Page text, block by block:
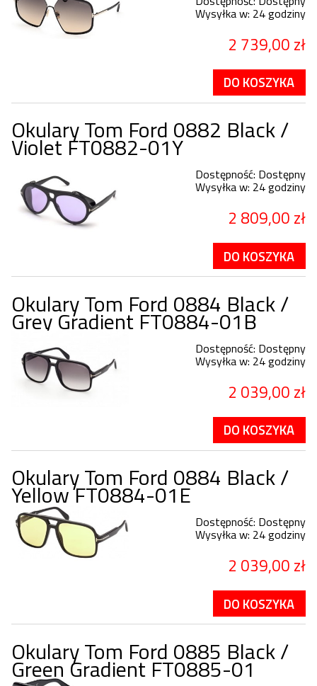
Wysyłka w: 24 godziny
2 739,00 zł
DO KOSZYKA
Okulary Tom Ford 0882 Black /
Violet FT0882-01Y
Dostępność: Dostępny
Wysyłka w: 24 godziny
2 809,00 zł
DO KOSZYKA
Okulary Tom Ford 0884 Black /
Grey Gradient FT0884-01B
Dostępność: Dostępny
Wysyłka w: 24 godziny
2 039,00 zł
DO KOSZYKA
Okulary Tom Ford 0884 Black /
Yellow FT0884-01E
Dostępność: Dostępny
Wysyłka w: 24 godziny
2 039,00 zł
DO KOSZYKA
Okulary Tom Ford 0885 Black /
Green Gradient FT0885-01